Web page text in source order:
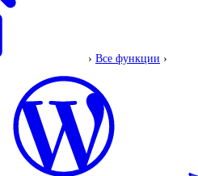
› Все функции ›